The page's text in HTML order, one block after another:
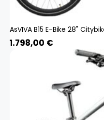
1.798,00 €